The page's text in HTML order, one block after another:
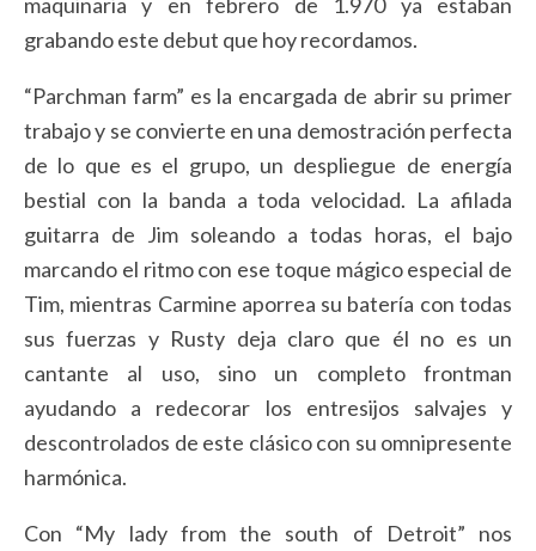
grabando este debut que hoy recordamos.
“Parchman farm” es la encargada de abrir su primer
trabajo y se convierte en una demostración perfecta
de lo que es el grupo, un despliegue de energía
bestial con la banda a toda velocidad. La afilada
guitarra de Jim soleando a todas horas, el bajo
marcando el ritmo con ese toque mágico especial de
Tim, mientras Carmine aporrea su batería con todas
sus fuerzas y Rusty deja claro que él no es un
cantante al uso, sino un completo frontman
ayudando a redecorar los entresijos salvajes y
descontrolados de este clásico con su omnipresente
harmónica.
Con “My lady from the south of Detroit” nos